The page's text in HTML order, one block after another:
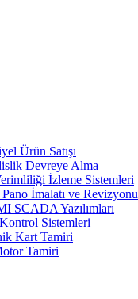
Ürün Satışı
Devreye Alma
İzleme Sistemleri
İmalatı ve Revizyonu
SCADA Yazılımları
Sistemleri
Kart Tamiri
Tamiri